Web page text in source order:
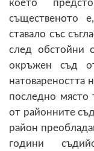
което
същественото
ставало със
след обстойни
окръжен съд
натовареността
последно място
от районните
район
години